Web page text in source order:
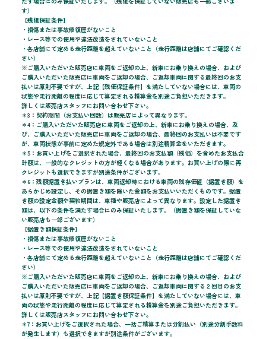
す）
【残価保証条件】
・損傷または事故修復歴がないこと
・レース等での使用や違法改造をされていないこと
・各店舗にて定める走行距離を超えていないこと（走行距離は店舗にてご確認くだ
さい）
※ご購入いただいた販売店に車両をご返却の上、新車にお乗り換えの場合、および
ご購入いただいた販売店に車両をご返却の場合、ご返却車両に関する最終回のお支
払いは原則不要ですが、上記【残価保証条件】を満たしていない場合には、車両の
状態や走行距離の程度に応じて算定される精算金を別途ご負担いただきます。
詳しくは販売店スタッフにお問い合わせ下さい。
＊3：契約期間（お支払い回数）は販売店によって異なります。
＊4：ご購入いただいた販売店に車両をご返却の上、新車にお乗り換えの場合、及
び、ご購入いただいた販売店に車両をご返却の場合、最終回のお支払いは不要です
が、車両状態が事前に定めた規定外である場合は別途精算金をいただきます。
＊5：お買い上げをご選択された場合、最終回のお支払額（残価）を含めたお支払合
計額は、一般的なクレジットの方が軽くなる場合があります。お買い上げの際に再
クレジットも選択できますが別途条件がございます。
＊6：残額据置き払いプランは、車両返却時における車両の残存価値（据置き額）を
あらかじめ設定し、その据置き額を除いた金額をお支払いいただくものです。据置
き額の設定金額や契約期間は、車種や販売店によって異なります。設定した据置き
額は、以下の条件を満たす場合にのみ保証いたします。（据置き額を保証していな
い販売店も一部ございます）
【据置き額保証条件】
・損傷または事故修復歴がないこと
・レース等での使用や違法改造をされていないこと
・各店舗にて定める走行距離を超えていないこと（走行距離は店舗にてご確認くだ
さい）
※ご購入いただいた販売店に車両をご返却の上、新車にお乗り換えの場合、および
ご購入いただいた販売店に車両をご返却の場合、ご返却車両に関する２回目のお支
払いは原則不要ですが、上記【据置き額保証条件】を満たしていない場合には、車
両の状態や走行距離の程度に応じて算定される精算金を別途ご負担いただきます。
詳しくは販売店スタッフにお問い合わせ下さい。
＊7：お買い上げをご選択された場合、一括ご精算または分割払い（別途分割手数料
が発生します）も選択できますが別途条件がございます。